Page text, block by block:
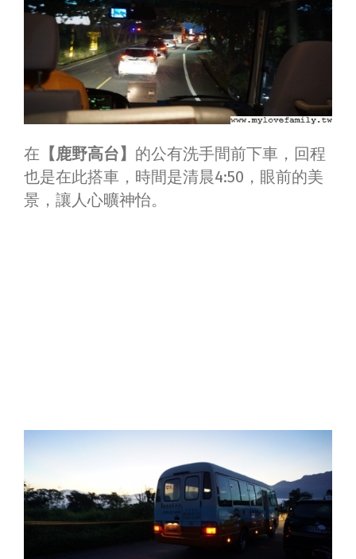
在 【鹿野高台】 的公有洗手間前下車，回程
也是在此搭車，時間是清晨4:50，眼前的美
景，讓人心曠神怡。